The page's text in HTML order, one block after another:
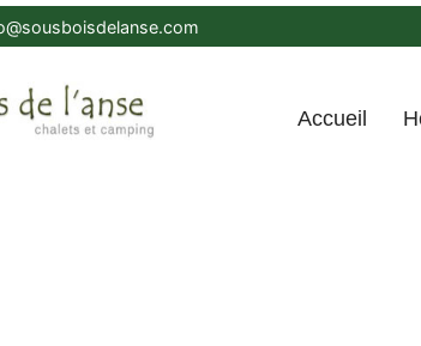
Accueil